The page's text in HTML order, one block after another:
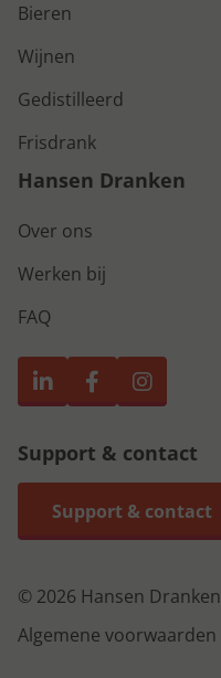
Bieren
Wijnen
Gedistilleerd
Frisdrank
Hansen Dranken
Over ons
Werken bij
FAQ
Support & contact
Support & contact
© 2026 Hansen Dranken
Algemene voorwaarden